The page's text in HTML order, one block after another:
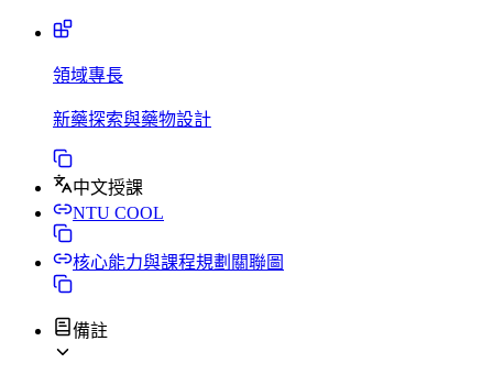
領域專長
新藥探索與藥物設計
中文授課
NTU COOL
核心能力與課程規劃關聯圖
備註